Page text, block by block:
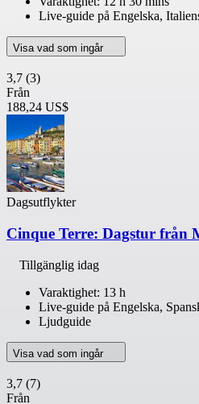
Live-guide på Engelska,
Visa vad som ingår
3,7 (3)
Från
188,24 US$
Dagsutflykter
Cinque Terre: Dagstur från
Tillgänglig idag
Varaktighet: 13 h
Live-guide på Engelska,
Ljudguide
Visa vad som ingår
3,7 (7)
Från